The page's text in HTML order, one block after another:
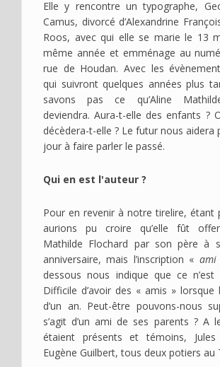
Elle y rencontre un typographe,
Camus, divorcé d’Alexandrine
Roos, avec qui elle se marie le 13
même année et emménage au
rue de Houdan. Avec les
qui suivront quelques années plus
savons pas ce qu’Aline
deviendra. Aura-t-elle des enfants ?
décèdera-t-elle ? Le futur nous aidera
jour à faire parler le passé.
Qui en est l'auteur ?
Pour en revenir à notre tirelire, étant
aurions pu croire qu’elle fût
Mathilde Flochard par son père à
anniversaire, mais l’inscription « ami
dessous nous indique que ce
Difficile d’avoir des « amis » lorsque
d’un an. Peut-être pouvons-nous
s’agit d’un ami de ses parents ? A
étaient présents et témoins,
Eugène Guilbert, tous deux potiers au